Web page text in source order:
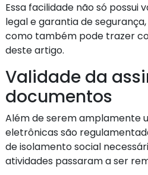
Essa facilidade não só possui
legal e garantia de
como também pode trazer
deste artigo.
Validade da
documentos
Além de serem amplamente
eletrônicas são
de isolamento social
atividades passaram a ser